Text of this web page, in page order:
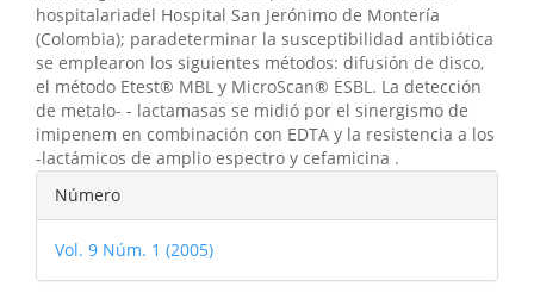
hospitalariadel Hospital San Jerónimo de Montería
(Colombia); paradeterminar la susceptibilidad antibiótica
se emplearon los siguientes métodos: difusión de disco,
el método Etest® MBL y MicroScan® ESBL. La detección
de metalo- - lactamasas se midió por el sinergismo de
imipenem en combinación con EDTA y la resistencia a los
-lactámicos de amplio espectro y cefamicina .
Detalles
del
artículo
Número
Vol. 9 Núm. 1 (2005)